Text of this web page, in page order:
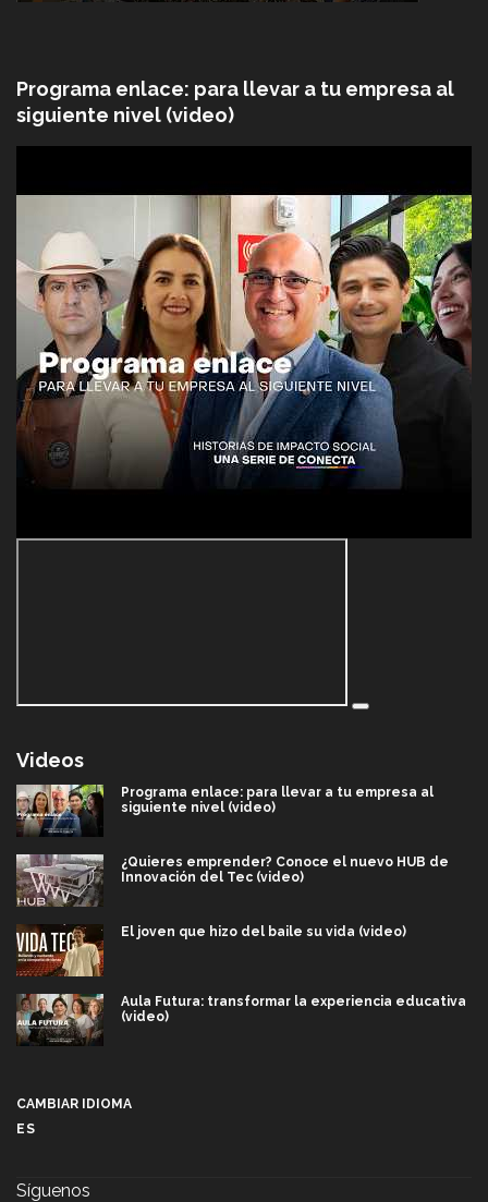
Programa enlace: para llevar a tu empresa al
siguiente nivel (video)
Videos
Programa enlace: para llevar a tu empresa al
siguiente nivel (video)
¿Quieres emprender? Conoce el nuevo HUB de
Innovación del Tec (video)
El joven que hizo del baile su vida (video)
Aula Futura: transformar la experiencia educativa
(video)
CAMBIAR IDIOMA
ES
Síguenos